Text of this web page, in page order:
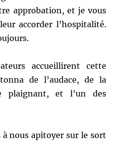
approbation, et je vous
accorder l’hospitalité.
accueillirent cette
de l’audace, de la
plaignant, et l’un des
nous apitoyer sur le sort